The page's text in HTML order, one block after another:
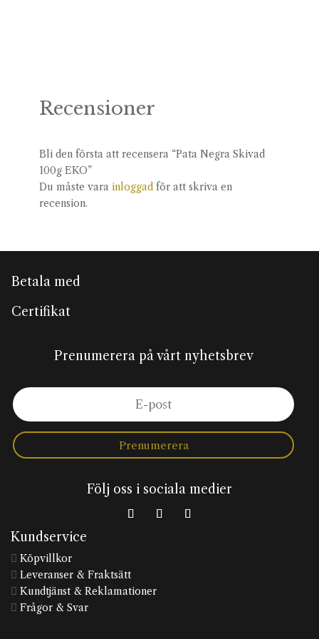
Recensioner
Bli den första att recensera “Pata Negra Skivad
100g EKO”
Du måste vara inloggadför att skriva en
recension.
Betala med
Certifikat
Prenumerera på vårt nyhetsbrev
Prenumerera
Följ oss i sociala medier
Kundservice
 Köpvillkor
 Leveranser & Fraktsätt
 Kundtjänst & Reklamationer
 Frågor & Svar